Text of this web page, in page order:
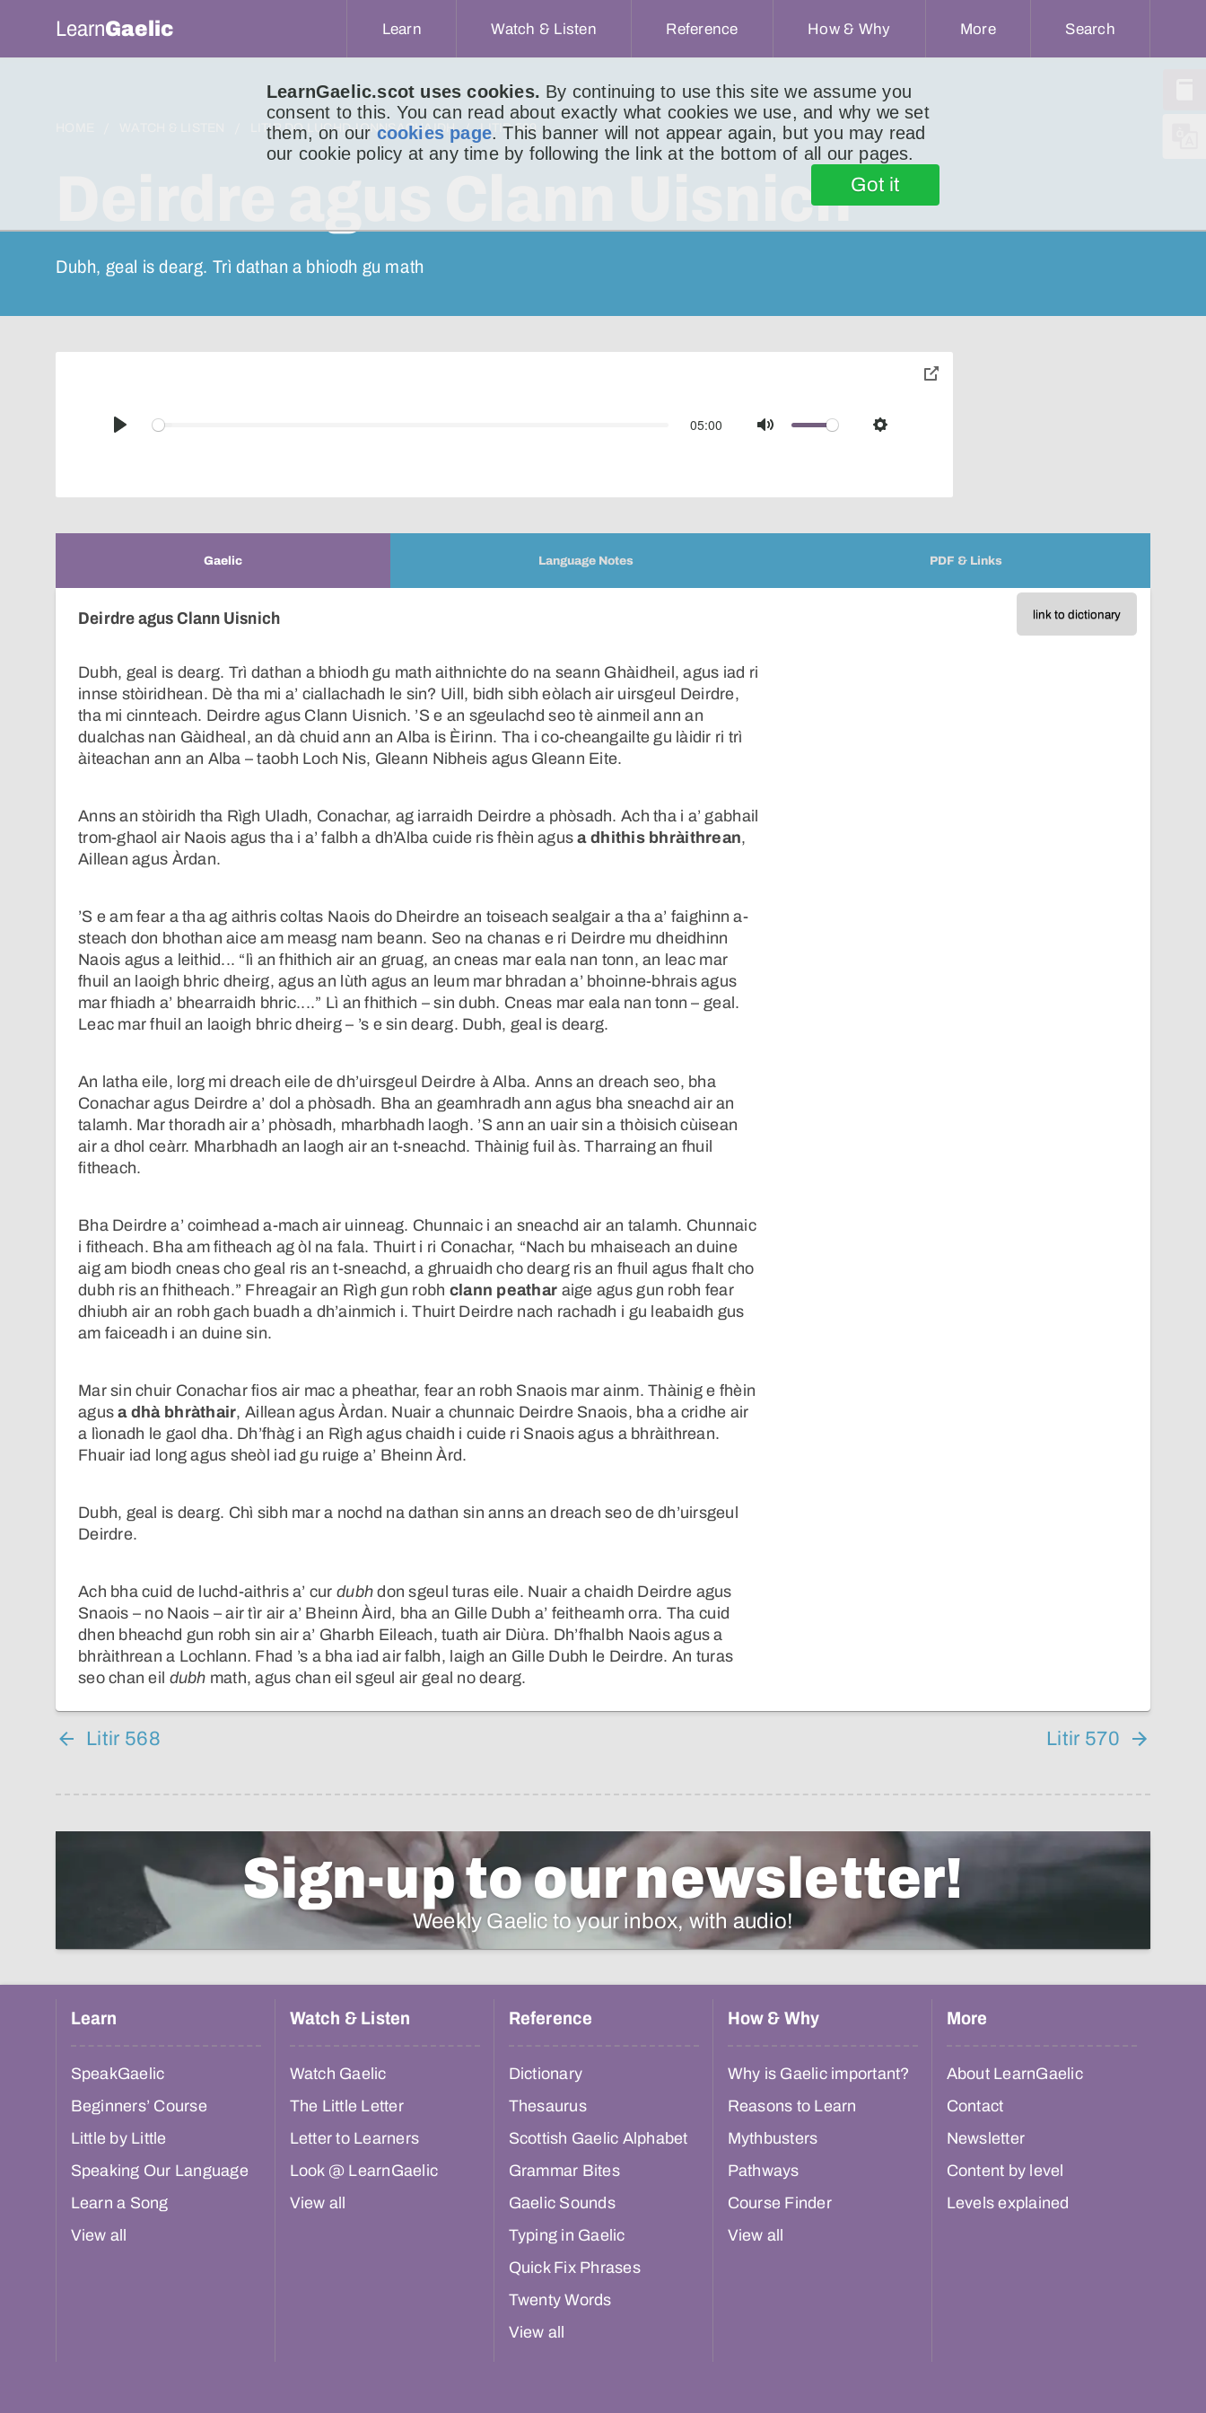
LearnGaelic.scot uses cookies. By continuing to use this site we assume you
consent to this. You can read about exactly what cookies we use, and why we set
them, on our cookies page. This banner will not appear again, but you may read
our cookie policy at any time by following the link at the bottom of all our pages.
Got it
LearnGaelic Learn Watch & Listen Reference How & Why More Search
LITIR DO LUCHD-IONNSACHAIDH LITIR 569
Deirdre agus Clann Uisnich
Dubh, geal is dearg. Trì dathan a bhiodh gu math
Play
05:00
Mute Settings
toggle
Gaelic Language Notes PDF & Links
link to dictionary
Deirdre agus Clann Uisnich
Dubh, geal is dearg. Trì dathan a bhiodh gu math aithnichte do na seann Ghàidheil, agus iad ri
innse stòiridhean. Dè tha mi a’ ciallachadh le sin? Uill, bidh sibh eòlach air uirsgeul Deirdre,
tha mi cinnteach. Deirdre agus Clann Uisnich. ’S e an sgeulachd seo tè ainmeil ann an
dualchas nan Gàidheal, an dà chuid ann an Alba is Èirinn. Tha i co-cheangailte gu làidir ri trì
àiteachan ann an Alba – taobh Loch Nis, Gleann Nibheis agus Gleann Eite.
Anns an stòiridh tha Rìgh Uladh, Conachar, ag iarraidh Deirdre a phòsadh. Ach tha i a’ gabhail
trom-ghaol air Naois agus tha i a’ falbh a dh’Alba cuide ris fhèin agusa dhithis bhràithrean,
Aillean agus Àrdan.
’S e am fear a tha ag aithris coltas Naois do Dheirdre an toiseach sealgair a tha a’ faighinn a-
steach don bhothan aice am measg nam beann. Seo na chanas e ri Deirdre mu dheidhinn
Naois agus a leithid... “lì an fhithich air an gruag, an cneas mar eala nan tonn, an leac mar
fhuil an laoigh bhric dheirg, agus an lùth agus an leum mar bhradan a’ bhoinne-bhrais agus
mar fhiadh a’ bhearraidh bhric....” Lì an fhithich – sin dubh. Cneas mar eala nan tonn – geal.
Leac mar fhuil an laoigh bhric dheirg – ’s e sin dearg. Dubh, geal is dearg.
An latha eile, lorg mi dreach eile de dh’uirsgeul Deirdre à Alba. Anns an dreach seo, bha
Conachar agus Deirdre a’ dol a phòsadh. Bha an geamhradh ann agus bha sneachd air an
talamh. Mar thoradh air a’ phòsadh, mharbhadh laogh. ’S ann an uair sin a thòisich cùisean
air a dhol ceàrr. Mharbhadh an laogh air an t-sneachd. Thàinig fuil às. Tharraing an fhuil
fitheach.
Bha Deirdre a’ coimhead a-mach air uinneag. Chunnaic i an sneachd air an talamh. Chunnaic
i fitheach. Bha am fitheach ag òl na fala. Thuirt i ri Conachar, “Nach bu mhaiseach an duine
aig am biodh cneas cho geal ris an t-sneachd, a ghruaidh cho dearg ris an fhuil agus fhalt cho
dubh ris an fhitheach.” Fhreagair an Rìgh gun robh clann peathar aige agus gun robh fear
dhiubh air an robh gach buadh a dh’ainmich i. Thuirt Deirdre nach rachadh i gu leabaidh gus
am faiceadh i an duine sin.
Mar sin chuir Conachar fios air mac a pheathar, fear an robh Snaois mar ainm. Thàinig e fhèin
agusa dhà bhràthair, Aillean agus Àrdan. Nuair a chunnaic Deirdre Snaois, bha a cridhe air
a lìonadh le gaol dha. Dh’fhàg i an Rìgh agus chaidh i cuide ri Snaois agus a bhràithrean.
Fhuair iad long agus sheòl iad gu ruige a’ Bheinn Àrd.
Dubh, geal is dearg. Chì sibh mar a nochd na dathan sin anns an dreach seo de dh’uirsgeul
Deirdre.
Ach bha cuid de luchd-aithris a’ cur dubhdon sgeul turas eile. Nuair a chaidh Deirdre agus
Snaois – no Naois – air tìr air a’ Bheinn Àird, bha an Gille Dubh a’ feitheamh orra. Tha cuid
dhen bheachd gun robh sin air a’ Gharbh Eileach, tuath air Diùra. Dh’fhalbh Naois agus a
bhràithrean a Lochlann. Fhad ’s a bha iad air falbh, laigh an Gille Dubh le Deirdre. An turas
seo chan eil dubh math, agus chan eil sgeul air geal no dearg.
Litir 568 Litir 570
Sign-up to our newsletter!
Weekly Gaelic to your inbox, with audio!
Learn
SpeakGaelic
Beginners’ Course
Little by Little
Speaking Our Language
Learn a Song
View all
Watch & Listen
Watch Gaelic
The Little Letter
Letter to Learners
Look @ LearnGaelic
View all
Reference
Dictionary
Thesaurus
Scottish Gaelic Alphabet
Grammar Bites
Gaelic Sounds
Typing in Gaelic
Quick Fix Phrases
Twenty Words
View all
How & Why
Why is Gaelic important?
Reasons to Learn
Mythbusters
Pathways
Course Finder
View all
More
About LearnGaelic
Contact
Newsletter
Content by level
Levels explained